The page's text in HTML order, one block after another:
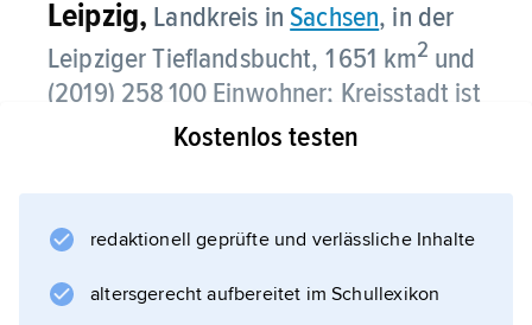
Leipzig, Landkreis inSachsen, in der
Leipziger Tieflandsbucht, 1 651 km2 und
(2019) 258 100 Einwohner; Kreisstadt ist
Leipzig
. Naturschutzgebiete, zahlreiche Seen
(rekultivierte Tagebaurestlöcher) und
Kostenlos testen
redaktionell geprüfte und verlässliche Inhalte
altersgerecht aufbereitet im Schullexikon